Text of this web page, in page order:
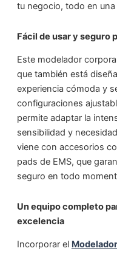
tu negocio, todo en
Fácil de usar y seguro
Este modelador
que también está
experiencia cómoda y
configuraciones
permite adaptar la
sensibilidad y
viene con accesorios
pads de EMS, que
seguro en todo
Un equipo completo
excelencia
Incorporar el